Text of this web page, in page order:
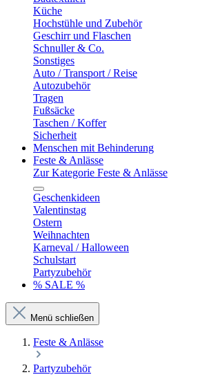
Küche
Hochstühle und Zubehör
Geschirr und Flaschen
Schnuller & Co.
Sonstiges
Auto / Transport / Reise
Autozubehör
Tragen
Fußsäcke
Taschen / Koffer
Sicherheit
Menschen mit Behinderung
Feste & Anlässe
Zur Kategorie Feste & Anlässe
Geschenkideen
Valentinstag
Ostern
Weihnachten
Karneval / Halloween
Schulstart
Partyzubehör
% SALE %
Menü schließen
Feste & Anlässe
Partyzubehör